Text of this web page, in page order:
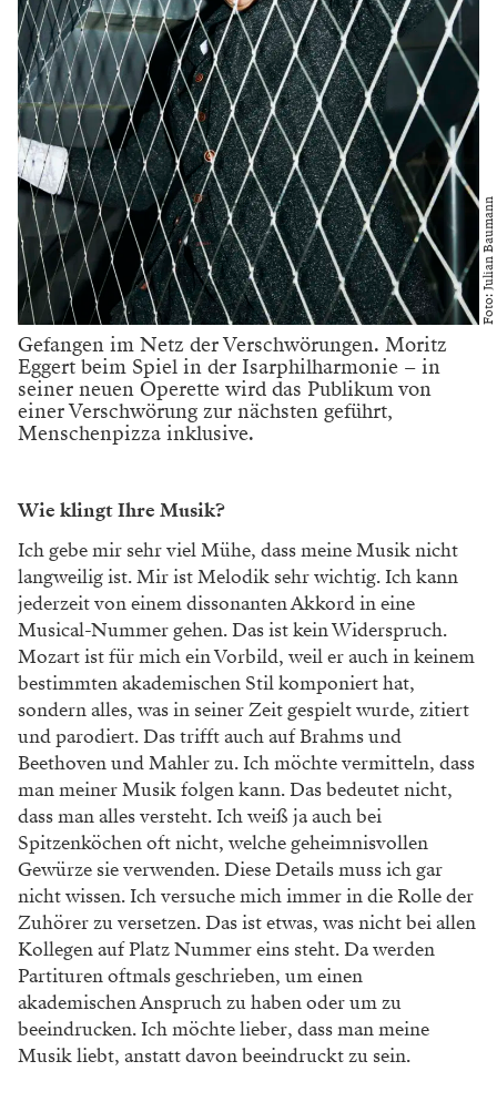
Foto: Julian Baumann
Gefangen im Netz der Verschwörungen. Moritz
Eggert beim Spiel in der Isarphilharmonie – in
seiner neuen Operette wird das Publikum von
einer Verschwörung zur nächsten geführt,
Menschenpizza inklusive.
Wie klingt Ihre Musik?
Ich gebe mir sehr viel Mühe, dass meine Musik nicht
langweilig ist. Mir ist Melodik sehr wichtig. Ich kann
jederzeit von einem dissonanten Akkord in eine
Musical-Nummer gehen. Das ist kein Widerspruch.
Mozart ist für mich ein Vorbild, weil er auch in keinem
bestimmten akademischen Stil komponiert hat,
sondern alles, was in seiner Zeit gespielt wurde, zitiert
und parodiert. Das trifft auch auf Brahms und
Beethoven und Mahler zu. Ich möchte vermitteln, dass
man meiner Musik folgen kann. Das bedeutet nicht,
dass man alles versteht. Ich weiß ja auch bei
Spitzenköchen oft nicht, welche geheimnisvollen
Gewürze sie verwenden. Diese Details muss ich gar
nicht wissen. Ich versuche mich immer in die Rolle der
Zuhörer zu versetzen. Das ist etwas, was nicht bei allen
Kollegen auf Platz Nummer eins steht. Da werden
Partituren oftmals geschrieben, um einen
akademischen Anspruch zu haben oder um zu
beeindrucken. Ich möchte lieber, dass man meine
Musik liebt, anstatt davon beeindruckt zu sein.